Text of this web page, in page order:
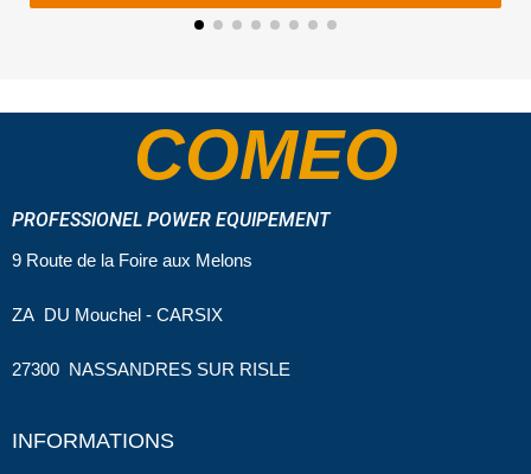
COMEO
PROFESSIONEL POWER EQUIPEMENT
9 Route de la Foire aux Melons
ZA DU Mouchel - CARSIX
27300 NASSANDRES SUR RISLE
INFORMATIONS